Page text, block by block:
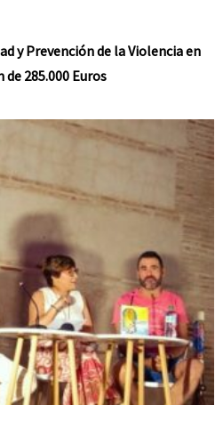
y Prevención de la Violencia en
285.000 Euros